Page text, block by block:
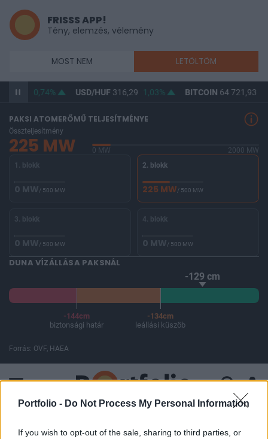
Portfolio - Do Not Process My Personal Information
If you wish to opt-out of the sale, sharing to third parties, or
FRISSS APP!
Tény, elemzés, vélemény
MOST NEM LETÖLTÖM
364,41 0,74% USD/HUF316,29 1,03% BITCOIN64 721,93
PAKSI ATOMERŐMŰ TELJESÍTMÉNYE
Összteljesítmény
225 MW 0 MW
2000 MW
1. blokk
0 MW/ 500 MW
2. blokk
225 MW/ 500 MW
3. blokk
0 MW/ 500 MW
4. blokk
0 MW/ 500 MW
DUNA VÍZÁLLÁSA PAKSNÁL
-129 cm
-144cm
biztonsági határ
-134cm
leállási küszöb
Forrás: OVF, HAEA
ELŐFIZETŐI TARTALOM